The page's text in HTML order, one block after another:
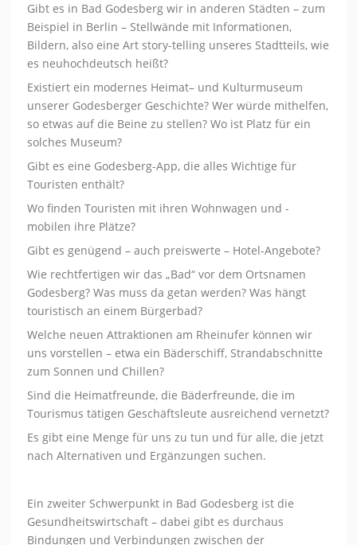
Gibt es in Bad Godesberg wir in anderen Städten – zum
Beispiel in Berlin – Stellwände mit Informationen,
Bildern, also eine Art story-telling unseres Stadtteils, wie
es neuhochdeutsch heißt?
Existiert ein modernes Heimat– und Kulturmuseum
unserer Godesberger Geschichte? Wer würde mithelfen,
so etwas auf die Beine zu stellen? Wo ist Platz für ein
solches Museum?
Gibt es eine Godesberg-App, die alles Wichtige für
Touristen enthält?
Wo finden Touristen mit ihren Wohnwagen und -
mobilen ihre Plätze?
Gibt es genügend – auch preiswerte – Hotel-Angebote?
Wie rechtfertigen wir das „Bad“ vor dem Ortsnamen
Godesberg? Was muss da getan werden? Was hängt
touristisch an einem Bürgerbad?
Welche neuen Attraktionen am Rheinufer können wir
uns vorstellen – etwa ein Bäderschiff, Strandabschnitte
zum Sonnen und Chillen?
Sind die Heimatfreunde, die Bäderfreunde, die im
Tourismus tätigen Geschäftsleute ausreichend vernetzt?
Es gibt eine Menge für uns zu tun und für alle, die jetzt
nach Alternativen und Ergänzungen suchen.
Ein zweiter Schwerpunkt in Bad Godesberg ist die
Gesundheitswirtschaft – dabei gibt es durchaus
Bindungen und Verbindungen zwischen der